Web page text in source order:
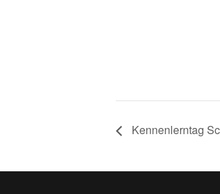
Kennenlerntag